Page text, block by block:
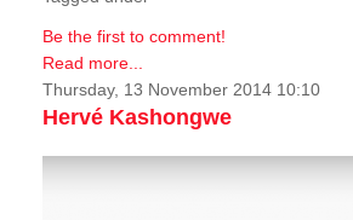
Be the first to comment!
Read more...
Thursday, 13 November 2014 10:10
Hervé Kashongwe